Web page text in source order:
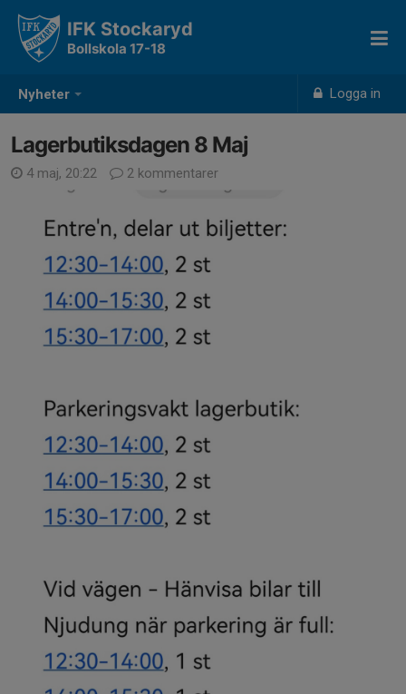
Nyheter Logga in
IFK Stockaryd
Bollskola 17-18
Lagerbutiksdagen 8 Maj
4 maj, 20:22 2 kommentarer